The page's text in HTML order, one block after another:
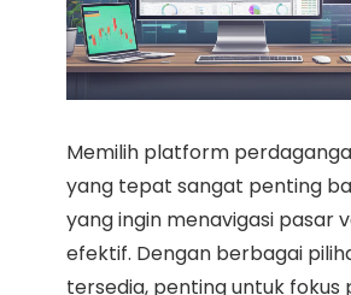
Memilih platform
yang tepat sangat penting
yang ingin menavigasi pasar
efektif. Dengan berbagai
tersedia, penting untuk fokus